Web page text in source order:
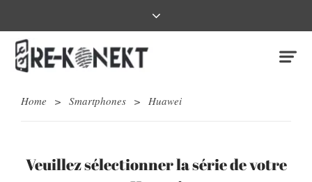
Home > Smartphones > Huawei
Veuillez sélectionner la série de votre